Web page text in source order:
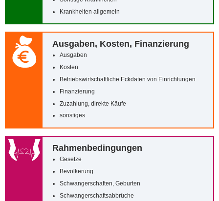
Krankheiten allgemein
Ausgaben, Kosten, Finanzierung
Ausgaben
Kosten
Betriebswirtschaftliche Eckdaten von Einrichtungen
Finanzierung
Zuzahlung, direkte Käufe
sonstiges
Rahmenbedingungen
Gesetze
Bevölkerung
Schwangerschaften, Geburten
Schwangerschaftsabbrüche